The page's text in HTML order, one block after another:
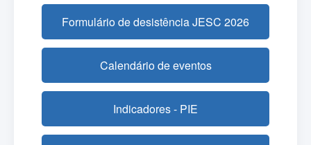
Formulário de desistência JESC 2026
Calendário de eventos
Indicadores - PIE